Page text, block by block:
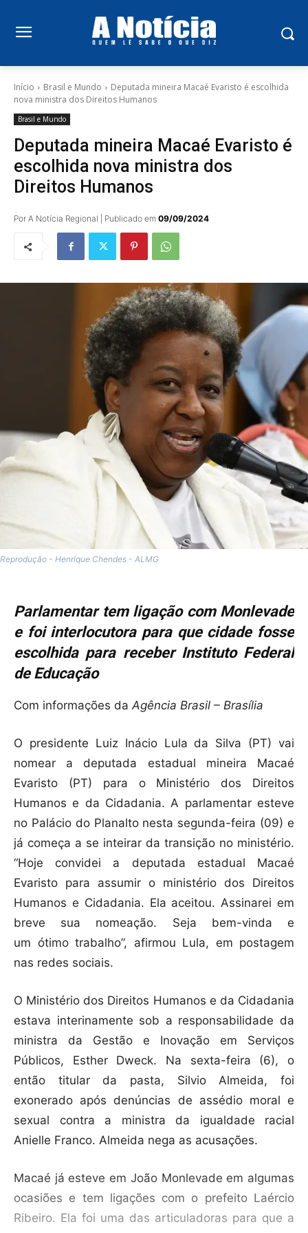
Início Brasil e Mundo
Deputada mineira Macaé Evaristo é escolhida
nova ministra dos Direitos Humanos
Brasil e Mundo
Deputada mineira Macaé Evaristo é
escolhida nova ministra dos
Direitos Humanos
Por A Notícia Regional | Publicado em 09/09/2024
Reprodução - Henrique Chendes - ALMG
Parlamentar tem ligação com Monlevade
e foi interlocutora para que cidade fosse
escolhida para receber Instituto Federal
de Educação
Com informações daAgência Brasil – Brasília
O presidente Luiz Inácio Lula da Silva (PT) vai
nomear a deputada estadual mineira Macaé
Evaristo (PT) para o Ministério dos Direitos
Humanos e da Cidadania. A parlamentar esteve
no Palácio do Planalto nesta segunda-feira (09) e
já começa a se inteirar da transição no ministério.
“Hoje convidei a deputada estadual Macaé
Evaristo para assumir o ministério dos Direitos
Humanos e Cidadania. Ela aceitou. Assinarei em
breve sua nomeação. Seja bem-vinda e
um ótimo trabalho”, afirmou Lula, em postagem
nas redes sociais.
O Ministério dos Direitos Humanos e da Cidadania
estava interinamente sob a responsabilidade da
ministra da Gestão e Inovação em Serviços
Públicos, Esther Dweck. Na sexta-feira (6), o
então titular da pasta, Silvio Almeida, foi
exonerado após denúncias de assédio moral e
sexual contra a ministra da igualdade racial
Anielle Franco. Almeida nega as acusações.
Macaé já esteve em João Monlevade em algumas
ocasiões e tem ligações com o prefeito Laércio
Ribeiro. Ela foi uma das articuladoras para que a